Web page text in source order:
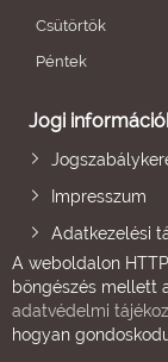
Csütörtök
Péntek
Jogi
Impresszum
Adatkezelési
A weboldalon
böngészés mellett
adatvédelmi
hogyan